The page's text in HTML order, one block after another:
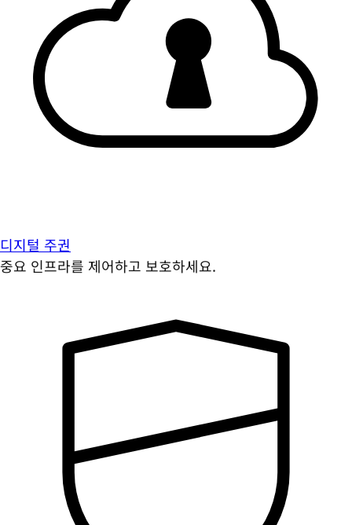
디지털 주권
중요 인프라를 제어하고 보호하세요.